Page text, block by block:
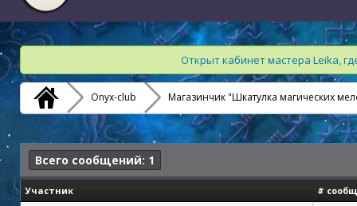
Открыт кабинет мастера Leika,
Onyx-club Магазинчик "Шкатулка магических
Всего сообщений: 1
Участник #